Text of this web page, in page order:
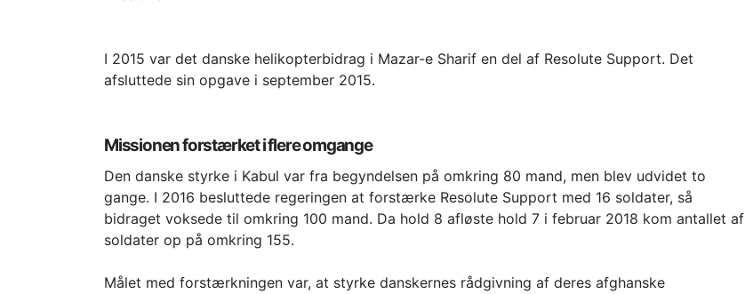
I 2015 var det danske helikopterbidrag i Mazar-e Sharif en del af Resolute Support. Det
afsluttede sin opgave i september 2015.
Missionen forstærket i flere omgange
Den danske styrke i Kabul var fra begyndelsen på omkring 80 mand, men blev udvidet to
gange. I 2016 besluttede regeringen at forstærke Resolute Support med 16 soldater, så
bidraget voksede til omkring 100 mand. Da hold 8 afløste hold 7 i februar 2018 kom antallet af
soldater op på omkring 155.
Målet med forstærkningen var, at styrke danskernes rådgivning af deres afghanske